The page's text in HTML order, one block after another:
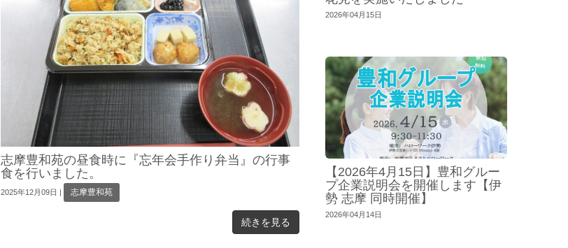
志摩豊和苑の昼食時に『忘年会手作り弁当』の行事
食を行いました。
2025年12月09日 | 志摩豊和苑
続きを見る
2026年04月15日
【2026年4月15日】豊和グルー
プ企業説明会を開催します【伊
勢 志摩 同時開催】
2026年04月14日